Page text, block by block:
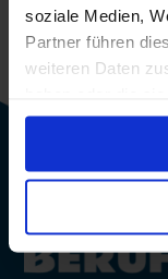
soziale Medien,
Partner führen
weiteren Daten
gesammelt haben.